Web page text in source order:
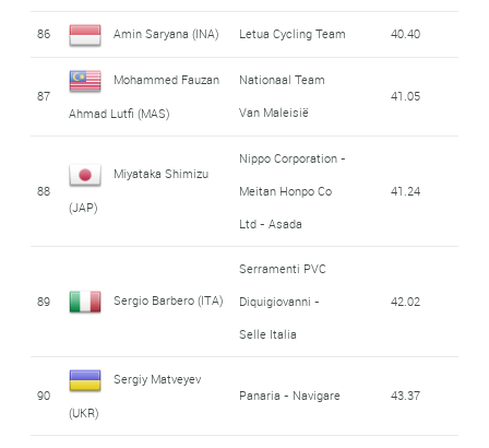
86 Amin Saryana (INA) Letua Cycling Team 40.40
87
Mohammed Fauzan
Ahmad Lutfi (MAS)
Nationaal Team
Van Maleisië
41.05
88
Miyataka Shimizu
(JAP)
Nippo Corporation -
Meitan Honpo Co
Ltd - Asada
41.24
89 Sergio Barbero (ITA)
Serramenti PVC
Diquigiovanni -
Selle Italia
42.02
90
Sergiy Matveyev
(UKR)
Panaria - Navigare 43.37